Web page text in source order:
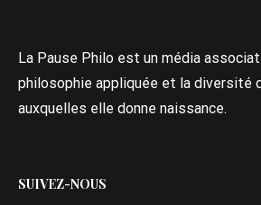
La Pause Philo est un média
philosophie appliquée et la diversité
auxquelles elle donne naissance.
SUIVEZ-NOUS